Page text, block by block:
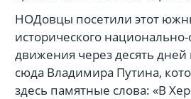
НОДовцы посетили этот
исторического
движения через десять дней
сюда Владимира Путина,
здесь памятные слова: «В